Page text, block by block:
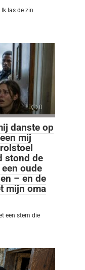
Ik las de zin
0
danste op
mij
stond de
oude
– en de
mijn oma
een stem die